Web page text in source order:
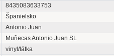
8435083633753
Španielsko
Antonio Juan
Muñecas Antonio Juan SL
vinyl/látka